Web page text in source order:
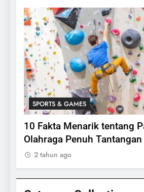
SPORTS & GAMES
10 Fakta Menarik tentang
Olahraga Penuh Tantangan
2 tahun ago